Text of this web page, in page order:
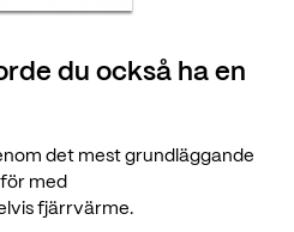
du också ha en
det mest grundläggande
med
fjärrvärme.